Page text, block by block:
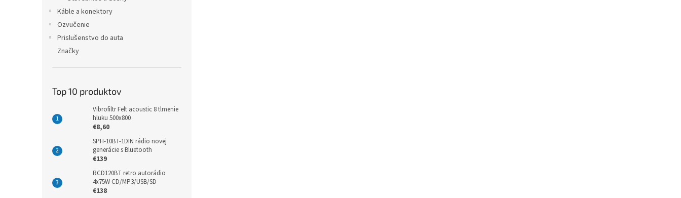
Káble a konektory
Ozvučenie
Prislušenstvo do auta
Značky
Top 10 produktov
Vibrofiltr Felt acoustic 8 tlmenie
hluku 500x800
€8,60
SPH-10BT-1DIN rádio novej
generácie s Bluetooth
€139
RCD120BT retro autorádio
4x75W CD/MP3/USB/SD
€138